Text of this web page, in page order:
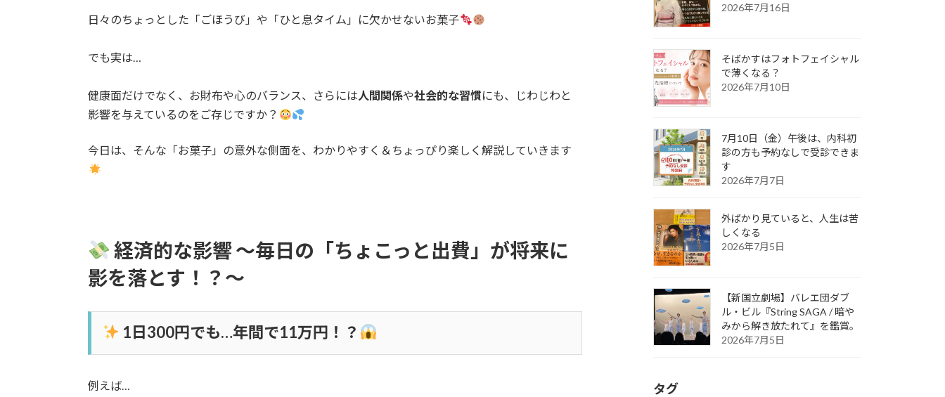
日々のちょっとした「ごほうび」や「ひと息タイム」に欠かせないお菓子
でも実は…
健康面だけでなく、お財布や心のバランス、さらには人間関係や社会的な習慣にも、じわじわと
影響を与えているのをご存じですか？
今日は、そんな「お菓子」の意外な側面を、わかりやすく＆ちょっぴり楽しく解説していきます
経済的な影響 ～毎日の「ちょこっと出費」が将来に
影を落とす！？～
1日300円でも…年間で11万円！？
例えば…
2026年7月16日
そばかすはフォトフェイシャル
で薄くなる？
2026年7月10日
7月10日（金）午後は、内科初
診の方も予約なしで受診できま
す
2026年7月7日
外ばかり見ていると、人生は苦
しくなる
2026年7月5日
【新国立劇場】バレエ団ダブ
ル・ビル『String SAGA / 暗や
みから解き放たれて』を鑑賞。
2026年7月5日
タグ